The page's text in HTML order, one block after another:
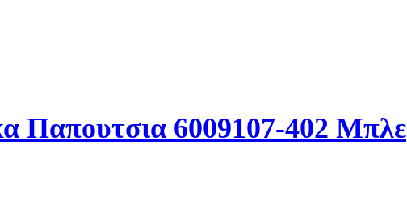
Παπουτσια 6009107-402 Μπλε